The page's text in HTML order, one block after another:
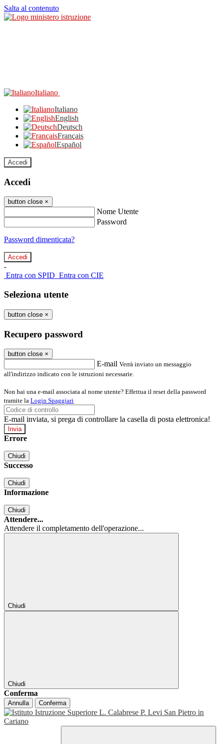
Salta al contenuto
Italiano
Italiano
English
Deutsch
Français
Español
Accedi
Accedi
button close ×
Nome Utente
Password
Password dimenticata?
-
Entra con SPID Entra con CIE
Seleziona utente
button close ×
Recupero password
button close ×
E-mail Verrà inviato un messaggio
all'indirizzo indicato con le istruzioni necessarie.
Non hai una e-mail associata al nome utente? Effettua il reset della password
tramite la Login Spaggiari
E-mail inviata, si prega di controllare la casella di posta elettronica!
Errore
Chiudi
Successo
Chiudi
Informazione
Chiudi
Attendere...
Attendere il completamento dell'operazione...
Chiudi
Chiudi
Conferma
Annulla Conferma